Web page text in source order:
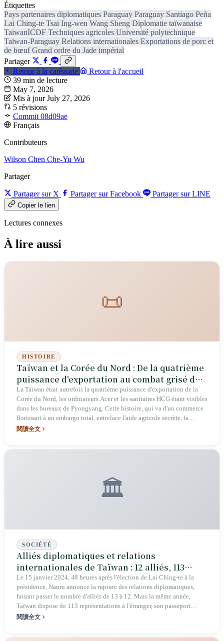
Étiquettes
Pays partenaires diplomatiques Paraguay Paraguay Santiago Peña
Lai Ching-te Tsai Ing-wen Wang Sheng Diplomatie taïwanaise
TaiwanICDF Techniques agricoles Université polytechnique
Taïwan-Paraguay Relations internationales Exportations de porc et
de bœufGrand ordre du Jade impérial
Partager
Retour à la catégorie
Retour à l'accueil
39 min de lecture
May 7, 2026
Mis à jour July 27, 2026
5 révisions
Commit 08d09ae
Français
Contributeurs
Wilson Chen Che-Yu Wu
Partager
Partager sur X Partager sur Facebook Partager sur LINE
Copier le lien
Lectures connexes
À lire aussi
📜
HISTOIRE
Taïwan et la Corée du Nord : De la quatrième
puissance d'exportation au combat grisé de
la flotte fantôme
La Taïwan était autrefois la quatrième puissance d'exportation de la
Corée du Nord, les ordinateurs Acer et les sanitaires HCG étant visibles
dans les bureaux de Pyongyang. Cette histoire, qui va d'un commerce
florissant à un embargo total, entrelace l'aide agricole secrète, la
contrebande maritime et les luttes profondes du renseignement de
閱讀全文
🏛️
SOCIÉTÉ
Alliés diplomatiques et relations
internationales de Taïwan : 12 alliés, 113
représentations, 177 pays sans visa (2026)
Le 15 janvier 2024, 48 heures après l'élection de Lai Ching-te à la
présidence, Nauru annonce la rupture des relations diplomatiques,
faisant passer le nombre d'alliés de 13 à 12. Mais la même année,
Taïwan dispose de 113 représentations à l'étranger, son passeport
permet d'accéder à 177 pays, TSMC produit environ 90 % des puces
閱讀全文